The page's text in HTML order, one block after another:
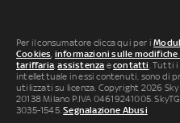
Per il consumatore clicca qui per i
Cookies, informazioni sulle
tariffaria,assistenza econtatti. Tutti
intellettuale in essi contenuti, sono di
utilizzati su licenza. Copyright 2026
20138 Milano P.IVA 04619241005.
3035-1545.Segnalazione Abusi